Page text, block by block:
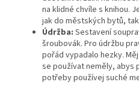
na klidné chvíle s knihou.
jak do městských bytů,
Údržba: Sestavení
šroubovák. Pro údržbu
pořád vypadalo hezky.
se používat neměly, abys
potřeby používej suché